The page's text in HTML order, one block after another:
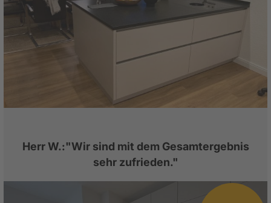
Herr W.:"Wir sind mit dem Gesamtergebnis
sehr zufrieden."